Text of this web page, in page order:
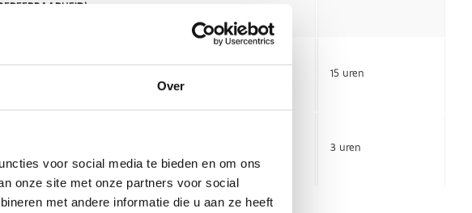
Over
voor social media te bieden en om ons
onze site met onze partners voor social
met andere informatie die u aan ze heeft